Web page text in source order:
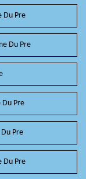
Du Pre
Du Pre
Du Pre
Pre
Du Pre